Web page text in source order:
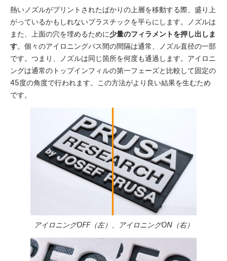
熱いノズルがプリントされたばかりの上層を移動する際、盛り上
がっているかもしれないプラスチックを平らにします。ノズルは
また、上面の穴を埋めるために少量のフィラメントを押し出しま
す。個々のアイロニングパス間の間隔は通常、ノズル直径の一部
です。つまり、ノズルは同じ箇所を何度も通過します。アイロニ
ングは通常のトップインフィルの第一フェーズと比較して固定の
45度の角度で行われます。この方法がより良い結果を生むため
です。
アイロニングOFF（左）、アイロニングON（右）